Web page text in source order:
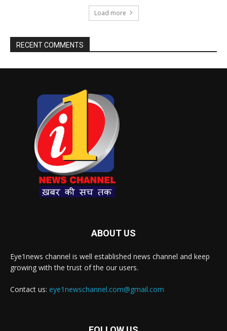
Load more
RECENT COMMENTS
ABOUT US
Eye1news channel is well established news channel and keep
growing with the trust of the our users.
Contact us: eye1newschannel.com@gmail.com